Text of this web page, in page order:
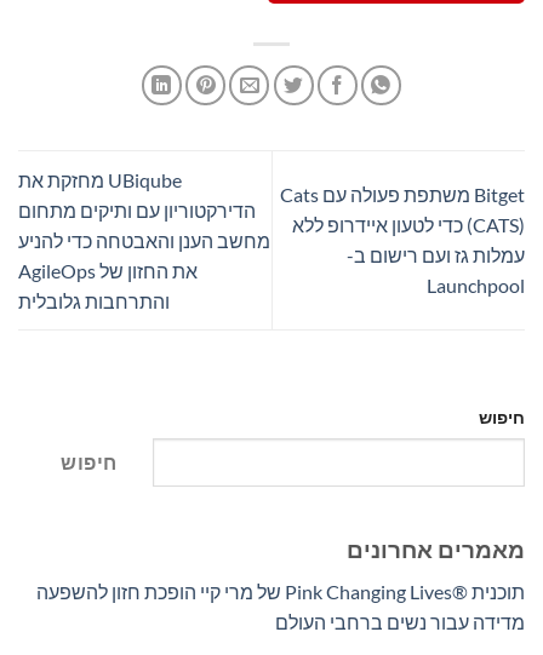
Bitget משתפת פעולה עם Cats
(CATS) כדי לטעון איידרופ ללא
עמלות גז ועם רישום ב-
Launchpool
UBiqube מחזקת את
הדירקטוריון עם ותיקים מתחום
מחשב הענן והאבטחה כדי להניע
את החזון של AgileOps
והתרחבות גלובלית
חיפוש
חיפוש
מאמרים אחרונים
תוכנית Pink Changing Lives®‎ של מרי קיי הופכת חזון להשפעה
מדידה עבור נשים ברחבי העולם